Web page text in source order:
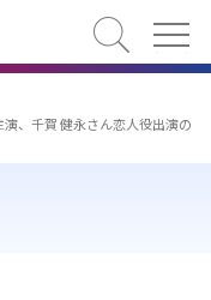
検索
、千賀 健永さん恋人役出演の